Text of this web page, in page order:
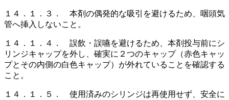
１４．１．３． 本剤の偶発的な吸引を避けるため、咽頭気
管へ挿入しないこと。
１４．１．４． 誤飲・誤嚥を避けるため、本剤投与前にシ
リンジキャップを外し、確実に２つのキャップ（赤色キャッ
プとその内側の白色キャップ）が外れていることを確認する
こと。
１４．１．５． 使用済みのシリンジは再使用せず、安全に